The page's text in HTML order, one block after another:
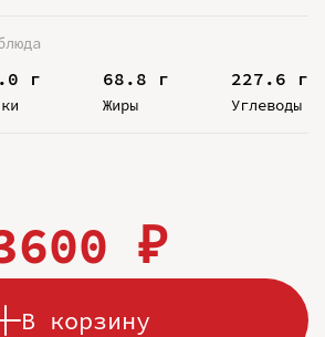
г 68.8 г
Жиры
227.6 г
Углеводы
₽
В корзину